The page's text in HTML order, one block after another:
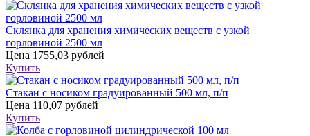
Склянка для хранения химических веществ с узкой
горловиной 2500 мл
Цена 1755,03 рублей
Купить
Стакан с носиком градуированный 500 мл, п/п
Цена 110,07 рублей
Купить